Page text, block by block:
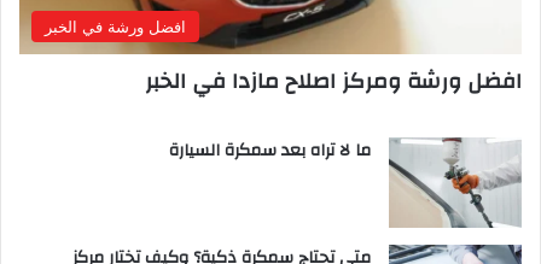
افضل ورشة في الخبر
افضل ورشة ومركز اصلاح مازدا في الخبر
ما لا تراه بعد سمكرة السيارة